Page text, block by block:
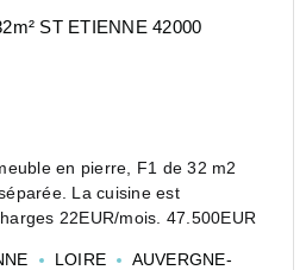
ST ETIENNE 42000
en pierre, F1 de 32 m2
La cuisine est
22EUR/mois. 47.500EUR
LOIRE
AUVERGNE-